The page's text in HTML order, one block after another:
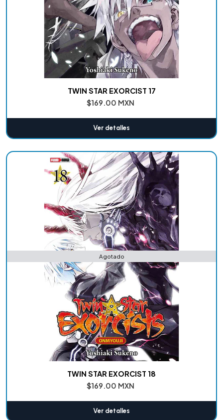
TWIN STAR EXORCIST 17
$169.00 MXN
Ver detalles
Agotado
TWIN STAR EXORCIST 18
$169.00 MXN
Ver detalles